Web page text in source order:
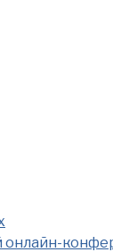
онлайн-